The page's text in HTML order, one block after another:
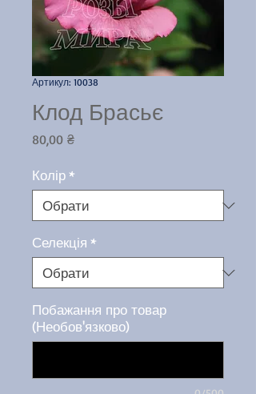
Артикул: 10038
Клод Брасьє
80,00 ₴Ціна
Колір*
Селекція *
Побажання про товар
(Необов'язково)